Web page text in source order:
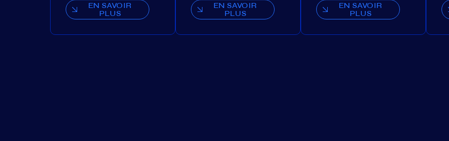
EN SAVOIR
PLUS
EN SAVOIR
PLUS
EN SAVOIR
PLUS